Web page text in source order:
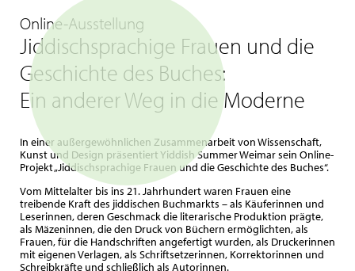
Online-Ausstellung
Jiddischsprachige Frauen und die
Geschichte des Buches:
Ein anderer Weg in die Moderne
In einer außergewöhnlichen Zusammenarbeit von Wissenschaft,
Kunst und Design präsentiert Yiddish Summer Weimar sein Online-
Projekt „Jiddischsprachige Frauen und die Geschichte des Buches“.
Vom Mittelalter bis ins 21. Jahrhundert waren Frauen eine
treibende Kraft des jiddischen Buchmarkts – als Käuferinnen und
Leserinnen, deren Geschmack die literarische Produktion prägte,
als Mäzeninnen, die den Druck von Büchern ermöglichten, als
Frauen, für die Handschriften angefertigt wurden, als Druckerinnen
mit eigenen Verlagen, als Schriftsetzerinnen, Korrektorinnen und
Schreibkräfte und schließlich als Autorinnen.